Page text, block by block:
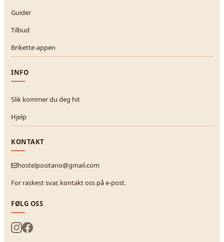
Guider
Tilbud
Brikette-appen
INFO
Slik kommer du deg hit
Hjelp
KONTAKT
hostelpositano@gmail.com
For raskest svar, kontakt oss på e-post.
FØLG OSS